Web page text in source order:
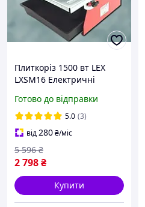
Плиткоріз 1500 вт LEX
LXSM16 Електричні
охолодженням
Настільний плиткоріз
Плиткоріз leх
Готово до відправки
5.0 (3)
від280₴/міс
2 798₴
5 596 ₴
Купити